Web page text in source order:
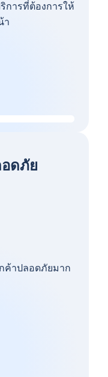
การที่ต้องการให้
า
ดภัย
ค้าปลอดภัยมาก